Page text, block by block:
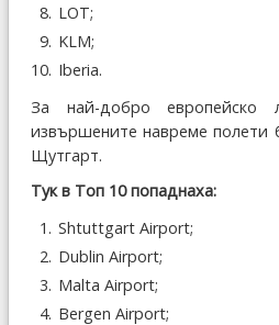
LOT;
KLM;
Iberia.
За най-добро
извършените навреме полети
Щутгарт.
Тук в Топ 10 попаднаха:
Shtuttgart Airport;
Dublin Airport;
Malta Airport;
Bergen Airport;